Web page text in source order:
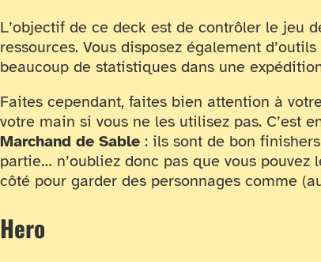
L’objectif de ce deck est de contrôler le jeu
ressources. Vous disposez également
beaucoup de statistiques dans une
Faites cependant, faites bien attention à
votre main si vous ne les utilisez pas. C’est
Marchand de Sable : ils sont de bon
partie… n’oubliez donc pas que vous pouvez
côté pour garder des personnages comme
Hero